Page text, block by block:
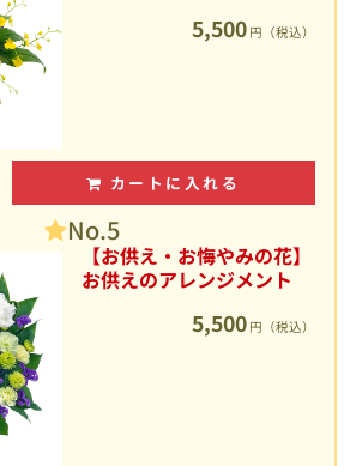
5,500 円（税込）
カートに入れる
No.5
【お供え・お悔やみの花】
お供えのアレンジメント
5,500 円（税込）